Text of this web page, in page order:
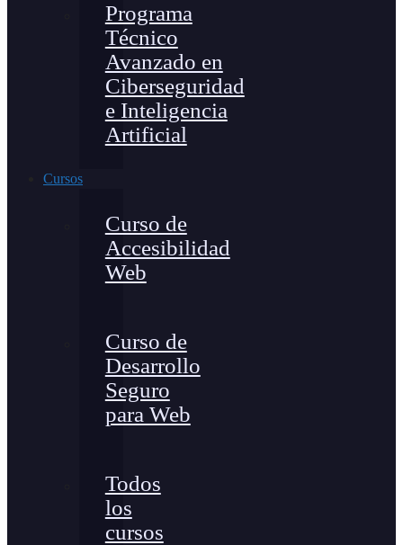
Programa
Técnico
Avanzado en
Ciberseguridad
e Inteligencia
Artificial
Cursos
Curso de
Accesibilidad
Web
Curso de
Desarrollo
Seguro
para Web
Todos
los
cursos